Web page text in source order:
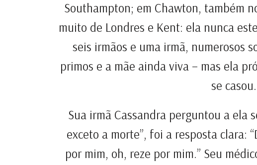
Southampton; em Chawton, também
muito de Londres e Kent: ela nunca
seis irmãos e uma irmã, numerosos
primos e a mãe ainda viva – mas ela
se casou.
Sua irmã Cassandra perguntou a ela
exceto a morte”, foi a resposta clara:
por mim, oh, reze por mim.” Seu